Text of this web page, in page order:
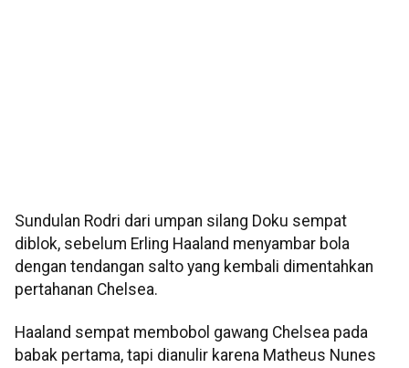
Sundulan Rodri dari umpan silang Doku sempat
diblok, sebelum Erling Haaland menyambar bola
dengan tendangan salto yang kembali dimentahkan
pertahanan Chelsea.
Haaland sempat membobol gawang Chelsea pada
babak pertama, tapi dianulir karena Matheus Nunes